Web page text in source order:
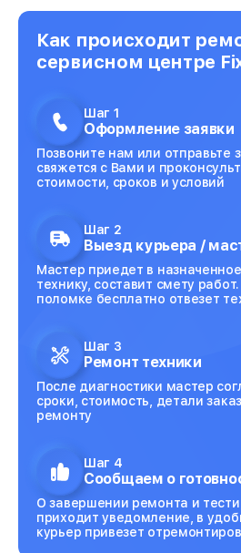
Как происходит
сервисном центре
Шаг 1
Оформление заявки
Позвоните нам или отправьте
свяжется с Вами и
стоимости, сроков и условий
Шаг 2
Выезд курьера /
Мастер приедет в
технику, составит смету
поломке бесплатно отвезет
Шаг 3
Ремонт техники
После диагностики мастер
сроки, стоимость, детали
ремонту
Шаг 4
Сообщаем о
О завершении ремонта и
приходит уведомление, в
курьер привезет